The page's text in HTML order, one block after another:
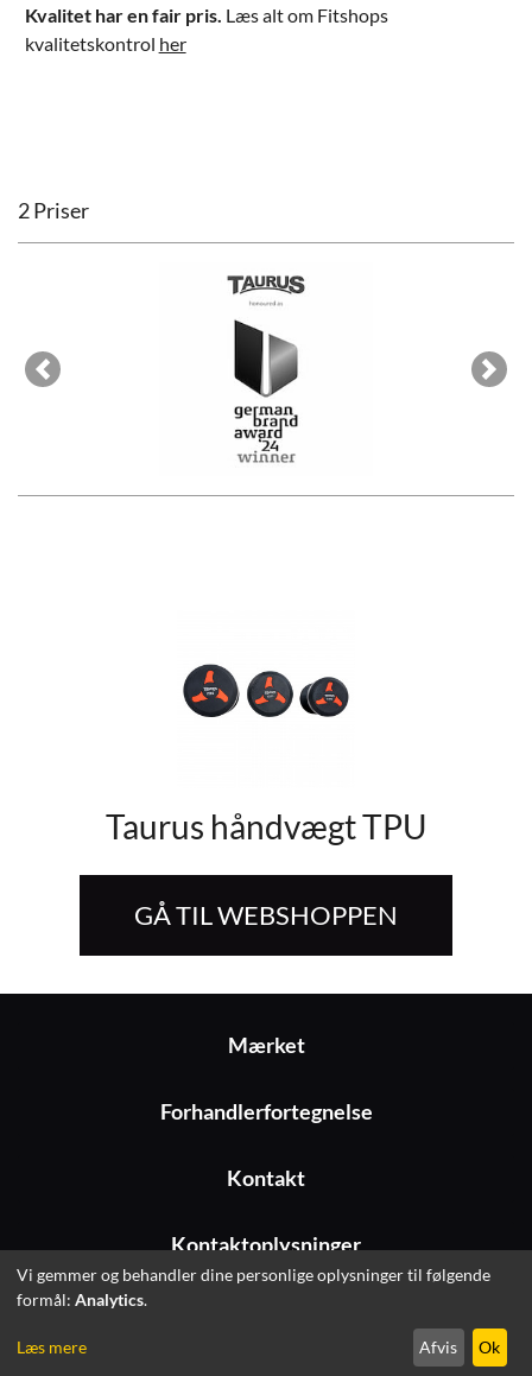
Kvalitet har en fair pris. Læs alt om Fitshops
kvalitetskontrol her
2 Priser
Previous Next
Taurus håndvægt TPU
GÅ TIL WEBSHOPPEN
Mærket
Forhandlerfortegnelse
Kontakt
Kontaktoplysninger
Vi gemmer og behandler dine personlige oplysninger til følgende
formål: Analytics.
Læs mere Afvis Ok